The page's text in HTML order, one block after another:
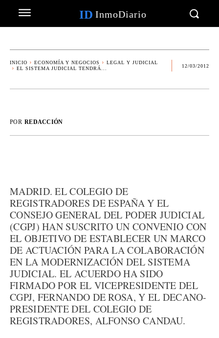
ID InmoDiario
INICIO ECONOMÍA Y NEGOCIOS
LEGAL Y JUDICIAL
EL SISTEMA JUDICIAL TENDRÁ...
12/03/2012
POR REDACCIÓN
MADRID. EL COLEGIO DE
REGISTRADORES DE ESPAÑA Y EL
CONSEJO GENERAL DEL PODER JUDICIAL
(CGPJ) HAN SUSCRITO UN CONVENIO CON
EL OBJETIVO DE ESTABLECER UN MARCO
DE ACTUACIÓN PARA LA COLABORACIÓN
EN LA MODERNIZACIÓN DEL SISTEMA
JUDICIAL. EL ACUERDO HA SIDO
FIRMADO POR EL VICEPRESIDENTE DEL
CGPJ, FERNANDO DE ROSA, Y EL DECANO-
PRESIDENTE DEL COLEGIO DE
REGISTRADORES, ALFONSO CANDAU.